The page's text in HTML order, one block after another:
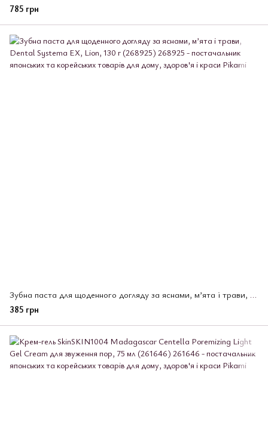
785 грн
Зубна паста для щоденного догляду за яснами, м’ята і трави, Dental Systema EX, Lion, 130 г (268925)
385 грн